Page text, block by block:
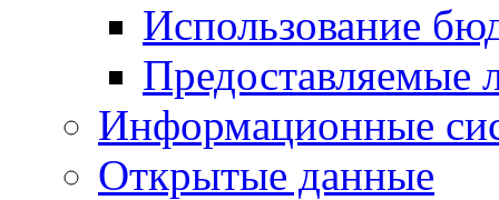
Использование
Предоставляемые
Информационные
Открытые данные